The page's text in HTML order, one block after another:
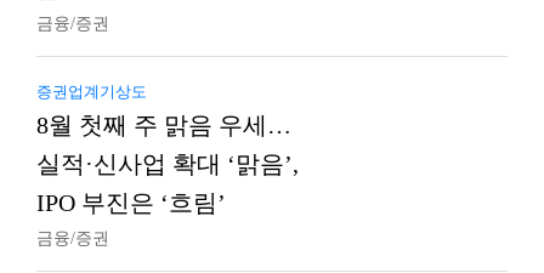
금융/증권
증권업계기상도
8월 첫째 주 맑음 우세…
실적·신사업 확대 ‘맑음’,
IPO 부진은 ‘흐림’
금융/증권